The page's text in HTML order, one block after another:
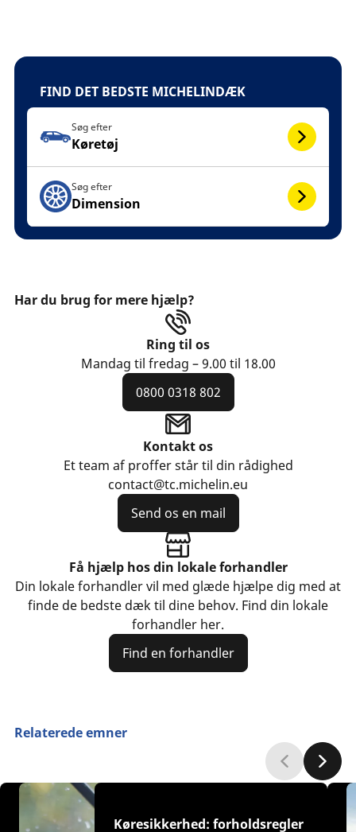
FIND DET BEDSTE MICHELINDÆK
Søg efter
Køretøj
Søg efter
Dimension
Har du brug for mere hjælp?
Ring til os
Mandag til fredag – 9.00 til 18.00
0800 0318 802
Kontakt os
Et team af proffer står til din rådighed
contact@tc.michelin.eu
Send os en mail
Få hjælp hos din lokale forhandler
Din lokale forhandler vil med glæde hjælpe dig med at
finde de bedste dæk til dine behov. Find din lokale
forhandler her.
Find en forhandler
Relaterede emner
Køresikkerhed: forholdsregler